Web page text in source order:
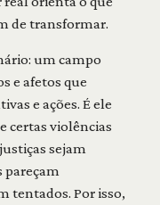
de transformar.
um campo
e afetos que
e ações. É ele
certas violências
sejam
pareçam
tentados. Por isso,